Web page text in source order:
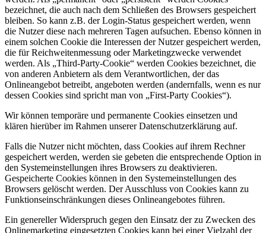
bezeichnet, die auch nach dem Schließen des Browsers gespeichert
bleiben. So kann z.B. der Login-Status gespeichert werden, wenn
die Nutzer diese nach mehreren Tagen aufsuchen. Ebenso können in
einem solchen Cookie die Interessen der Nutzer gespeichert werden,
die für Reichweitenmessung oder Marketingzwecke verwendet
werden. Als „Third-Party-Cookie“ werden Cookies bezeichnet, die
von anderen Anbietern als dem Verantwortlichen, der das
Onlineangebot betreibt, angeboten werden (andernfalls, wenn es nur
dessen Cookies sind spricht man von „First-Party Cookies“).
Wir können temporäre und permanente Cookies einsetzen und
klären hierüber im Rahmen unserer Datenschutzerklärung auf.
Falls die Nutzer nicht möchten, dass Cookies auf ihrem Rechner
gespeichert werden, werden sie gebeten die entsprechende Option in
den Systemeinstellungen ihres Browsers zu deaktivieren.
Gespeicherte Cookies können in den Systemeinstellungen des
Browsers gelöscht werden. Der Ausschluss von Cookies kann zu
Funktionseinschränkungen dieses Onlineangebotes führen.
Ein genereller Widerspruch gegen den Einsatz der zu Zwecken des
Onlinemarketing eingesetzten Cookies kann bei einer Vielzahl der